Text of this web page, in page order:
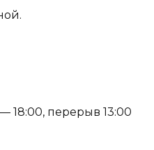
18:00, перерыв 13:00